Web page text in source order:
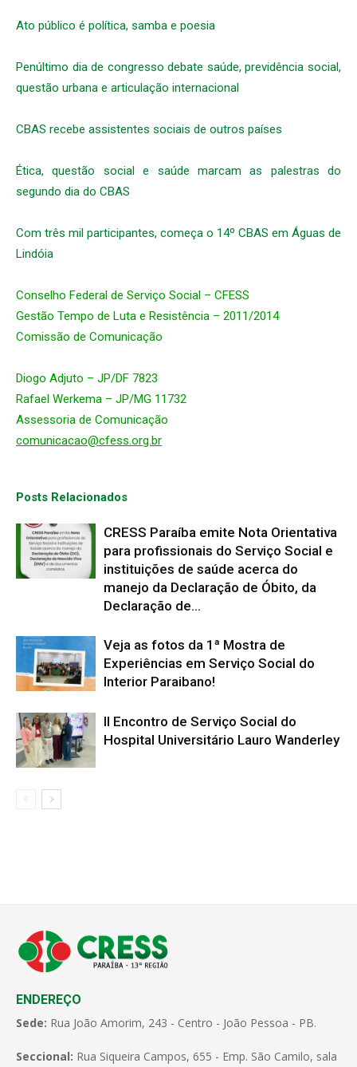
Ato público é política, samba e poesia
Penúltimo dia de congresso debate saúde, previdência social,
questão urbana e articulação internacional
CBAS recebe assistentes sociais de outros países
Ética, questão social e saúde marcam as palestras do
segundo dia do CBAS
Com três mil participantes, começa o 14º CBAS em Águas de
Lindóia
Conselho Federal de Serviço Social – CFESS
Gestão Tempo de Luta e Resistência – 2011/2014
Comissão de Comunicação
Diogo Adjuto – JP/DF 7823
Rafael Werkema – JP/MG 11732
Assessoria de Comunicação
comunicacao@cfess.org.br
Posts Relacionados
CRESS Paraíba emite Nota Orientativa
para profissionais do Serviço Social e
instituições de saúde acerca do
manejo da Declaração de Óbito, da
Declaração de...
Veja as fotos da 1ª Mostra de
Experiências em Serviço Social do
Interior Paraibano!
II Encontro de Serviço Social do
Hospital Universitário Lauro Wanderley
ENDEREÇO
Sede: Rua João Amorim, 243 - Centro - João Pessoa - PB.
Seccional: Rua Siqueira Campos, 655 - Emp. São Camilo, sala